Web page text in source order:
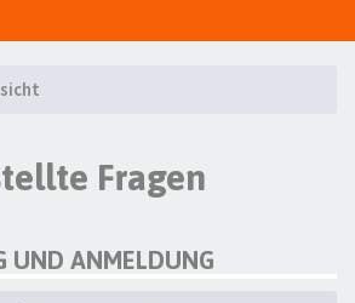
Fragen
UND ANMELDUNG